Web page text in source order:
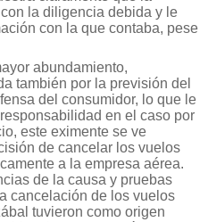
la diligencia debida y le
con la que contaba, pese
abundamiento,
también por la previsión del
del consumidor, lo que le
en el caso por
este eximente se ve
de cancelar los vuelos
a la empresa aérea.
de la causa y pruebas
cancelación de los vuelos
tuvieron como origen